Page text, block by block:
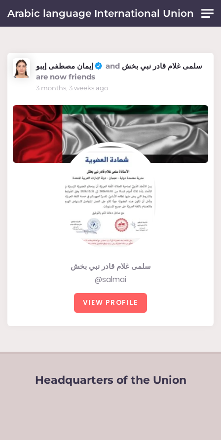
Arabic language International Union
إيمان مصطفى إيبو and سلمى غلام قادر نبي بخش
are now friends
3 months, 3 weeks ago
سلمى غلام قادر نبي بخش
@salmai
VIEW PROFILE
Headquarters of the Union